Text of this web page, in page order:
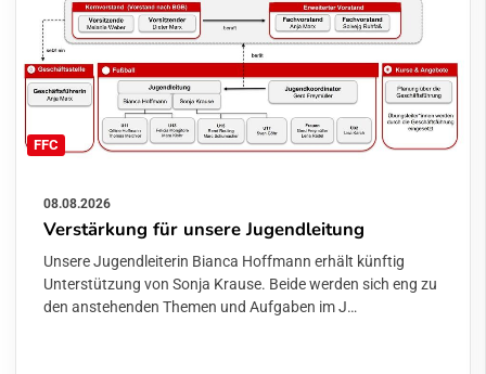
FFC
08.08.2026
Verstärkung für unsere Jugendleitung
Unsere Jugendleiterin Bianca Hoffmann erhält künftig
Unterstützung von Sonja Krause. Beide werden sich eng zu
den anstehenden Themen und Aufgaben im J…